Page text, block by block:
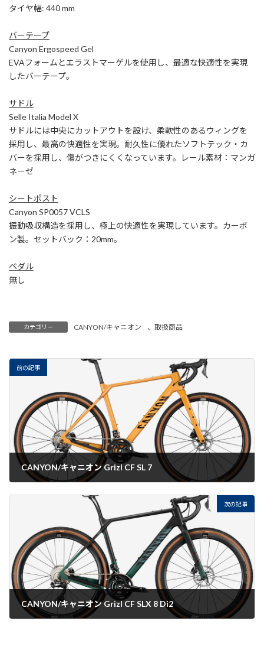
タイヤ幅: 440 mm
バーテープ
Canyon Ergospeed Gel
EVAフォームとエラストマーゲルを使用し、最適な快適性を実現
したバーテープ。
サドル
Selle Italia Model X
サドルには中央にカットアウトを設け、柔軟性のあるウィングを
採用し、最高の快適性を実現。耐久性に優れたソフトテック・カ
バーを採用し、傷がつきにくくなっています。レール素材：マンガ
ネーゼ
シートポスト
Canyon SP0057 VCLS
振動吸収構造を採用し、極上の快適性を実現しています。カーボ
ン製。セットバック：20mm。
ペダル
無し
カテゴリー CANYON/キャニオン 、 取扱商品
前の記事
CANYON/キャニオン Grizl CF SL 7
2022-08-12
次の記事
CANYON/キャニオン Grizl CF SLX 8 Di2
2022-08-12